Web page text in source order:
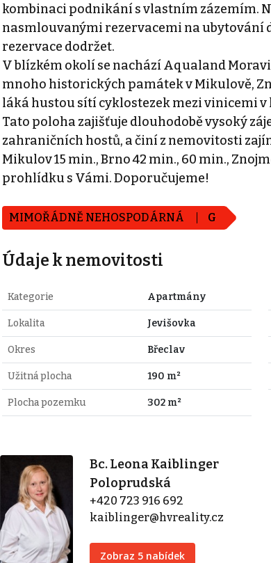
kombinaci podnikání s vlastním zázemím.
nasmlouvanými rezervacemi na ubytování
rezervace dodržet.
V blízkém okolí se nachází Aqualand
mnoho historických památek v Mikulově,
láká hustou sítí cyklostezek mezi vinicemi
Tato poloha zajišťuje dlouhodobě vysoký
zahraničních hostů, a činí z nemovitosti
Mikulov 15 min., Brno 42 min., 60 min.,
prohlídku s Vámi. Doporučujeme!
MIMOŘÁDNĚ NEHOSPODÁRNÁ G
Údaje k nemovitosti
Kategorie Apartmány
Lokalita Jevišovka
Okres Břeclav
Užitná plocha 190 m²
Plocha pozemku 302 m²
Bc. Leona Kaiblinger
Poloprudská
+420 723 916 692
kaiblinger@hvreality.cz
Zobraz 5 nabídek